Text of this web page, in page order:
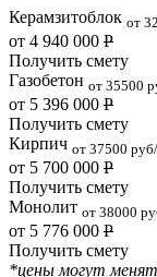
Керамзитоблок от
от 4 940 000 Р
Получить смету
Газобетон от 35500
от 5 396 000 Р
Получить смету
Кирпич от 37500
от 5 700 000 Р
Получить смету
Монолит от 38000
от 5 776 000 Р
Получить смету
*цены могут